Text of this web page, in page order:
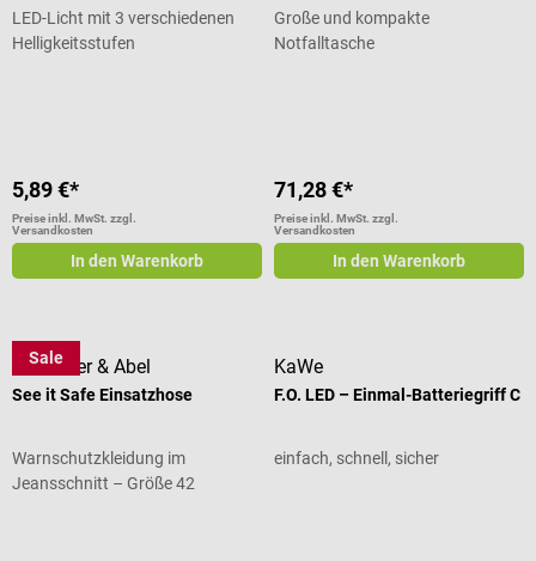
LED-Licht mit 3 verschiedenen
Helligkeitsstufen
5,89 €*
Preise inkl. MwSt. zzgl.
Versandkosten
In den Warenkorb
Große und kompakte
Notfalltasche
71,28 €*
Preise inkl. MwSt. zzgl.
Versandkosten
In den Warenkorb
Sale
Niemöller & Abel
See it Safe Einsatzhose
Warnschutzkleidung im
Jeansschnitt – Größe 42
KaWe
F.O. LED – Einmal-Batteriegriff C
einfach, schnell, sicher